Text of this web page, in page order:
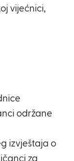
vijećnici,
održane
izvještaja o
za